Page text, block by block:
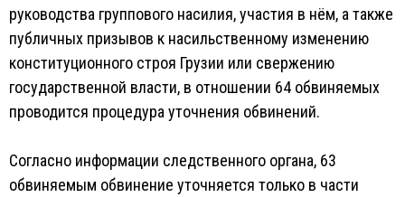
руководства группового насилия, участия в нём, а также
публичных призывов к насильственному изменению
конституционного строя Грузии или свержению
государственной власти, в отношении 64 обвиняемых
проводится процедура уточнения обвинений.
Согласно информации следственного органа, 63
обвиняемым обвинение уточняется только в части